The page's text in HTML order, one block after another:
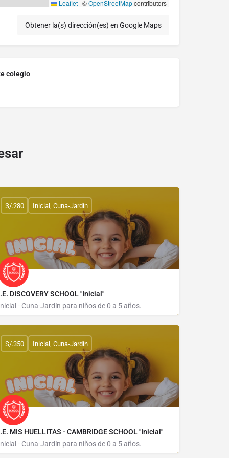
Leaflet | ©OpenStreetMapcontributors
Obtener la(s) dirección(es) en Google Maps
colegio
DISCOVERY SCHOOL "Inicial"
- Cuna-Jardín para niños de 0 a 5 años.
S/.280 Inicial, Cuna-Jardín
MIS HUELLITAS - CAMBRIDGE SCHOOL "Inicial"
- Cuna-Jardín para niños de 0 a 5 años.
S/.350 Inicial, Cuna-Jardín